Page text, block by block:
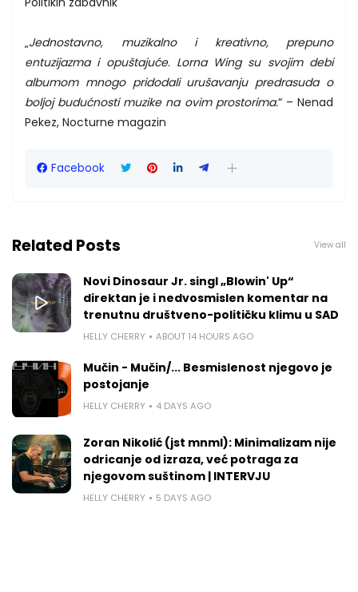
„Jednostavno, muzikalno i kreativno, prepuno
entuzijazma i opuštajuće. Lorna Wing su svojim debi
albumom mnogo pridodali urušavanju predrasuda o
boljoj budućnosti muzike na ovim prostorima.“ – Nenad
Pekez, Nocturne magazin
Facebook
Related Posts View all
Novi Dinosaur Jr. singl „Blowin' Up“
direktan je i nedvosmislen komentar na
trenutnu društveno-političku klimu u SAD
HELLY CHERRY ABOUT 14 HOURS AGO
Mučin - Mučin/... Besmislenost njegovo je
postojanje
HELLY CHERRY 4 DAYS AGO
Zoran Nikolić (jst mnml): Minimalizam nije
odricanje od izraza, već potraga za
njegovom suštinom | INTERVJU
HELLY CHERRY 5 DAYS AGO